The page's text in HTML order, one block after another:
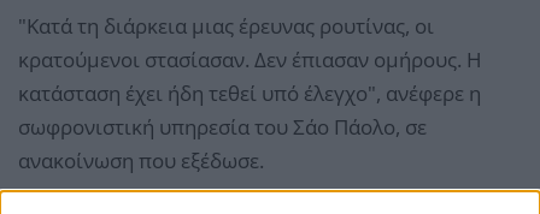
"Κατά τη διάρκεια μιας έρευνας ρουτίνας, οι
κρατούμενοι στασίασαν. Δεν έπιασαν ομήρους. Η
κατάσταση έχει ήδη τεθεί υπό έλεγχο", ανέφερε η
σωφρονιστική υπηρεσία του Σάο Πάολο, σε
ανακοίνωση που εξέδωσε.